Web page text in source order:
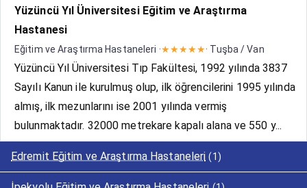
Yüzüncü Yıl Üniversitesi Eğitim ve Araştırma
Hastanesi
Eğitim ve Araştırma Hastaneleri ·★★★★★· Tuşba / Van
Yüzüncü Yıl Üniversitesi Tıp Fakültesi, 1992 yılında 3837
Sayılı Kanun ile kurulmuş olup, ilk öğrencilerini 1995 yılında
almış, ilk mezunlarını ise 2001 yılında vermiş
bulunmaktadır. 32000 metrekare kapalı alana ve 550 y...
Edremit Eğitim ve Araştırma Hastaneleri (1)